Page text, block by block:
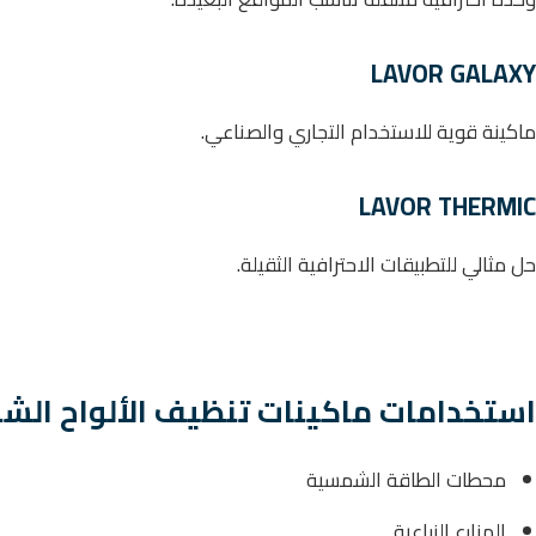
LAVOR GALAXY
ماكينة قوية للاستخدام التجاري والصناعي.
LAVOR THERMIC
حل مثالي للتطبيقات الاحترافية الثقيلة.
استخدامات ماكينات تنظيف الألواح
محطات الطاقة الشمسية